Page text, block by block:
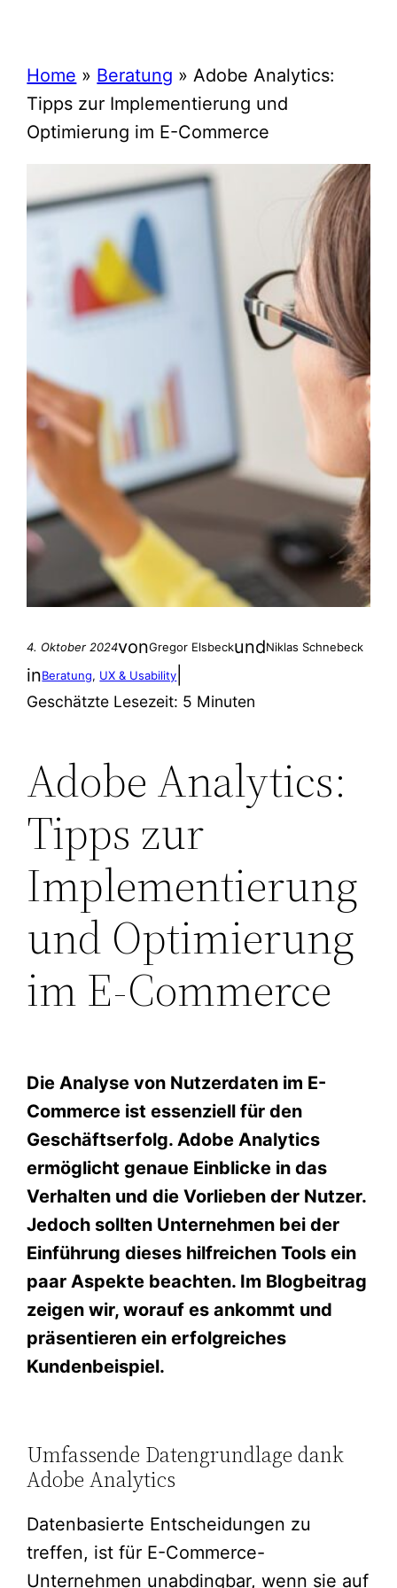
Home » Beratung »Adobe Analytics:
Tipps zur Implementierung und
Optimierung im E-Commerce
4. Oktober 2024vonGregor ElsbeckundNiklas Schnebeck
inBeratung, UX & Usability|
Geschätzte Lesezeit: 5 Minuten
Adobe Analytics:
Tipps zur
Implementierung
und Optimierung
im E-Commerce
Die Analyse von Nutzerdaten im E-
Commerce ist essenziell für den
Geschäftserfolg. Adobe Analytics
ermöglicht genaue Einblicke in das
Verhalten und die Vorlieben der Nutzer.
Jedoch sollten Unternehmen bei der
Einführung dieses hilfreichen Tools ein
paar Aspekte beachten. Im Blogbeitrag
zeigen wir, worauf es ankommt und
präsentieren ein erfolgreiches
Kundenbeispiel.
Umfassende Datengrundlage dank
Adobe Analytics
Datenbasierte Entscheidungen zu
treffen, ist für E-Commerce-
Unternehmen unabdingbar, wenn sie auf